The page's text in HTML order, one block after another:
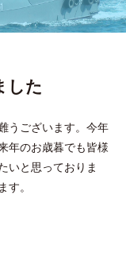
した
うございます。今年
年のお歳暮でも皆様
いと思っておりま
す。